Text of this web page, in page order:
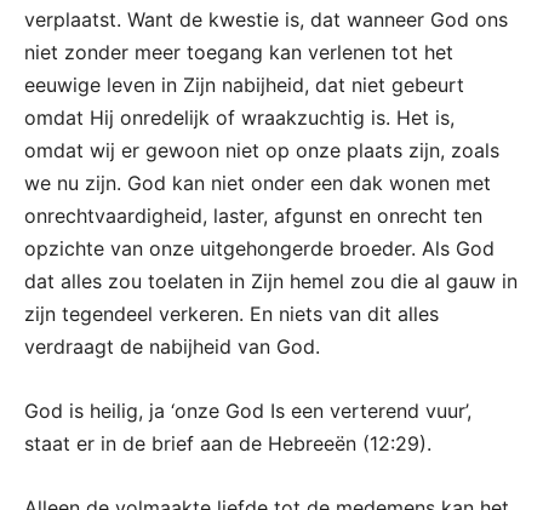
verplaatst. Want de kwestie is, dat wanneer God ons
niet zonder meer toegang kan verlenen tot het
eeuwige leven in Zijn nabijheid, dat niet gebeurt
omdat Hij onredelijk of wraakzuchtig is. Het is,
omdat wij er gewoon niet op onze plaats zijn, zoals
we nu zijn. God kan niet onder een dak wonen met
onrechtvaardigheid, laster, afgunst en onrecht ten
opzichte van onze uitgehongerde broeder. Als God
dat alles zou toelaten in Zijn hemel zou die al gauw in
zijn tegendeel verkeren. En niets van dit alles
verdraagt de nabijheid van God.
God is heilig, ja ‘onze God Is een verterend vuur’,
staat er in de brief aan de Hebreeën (12:29).